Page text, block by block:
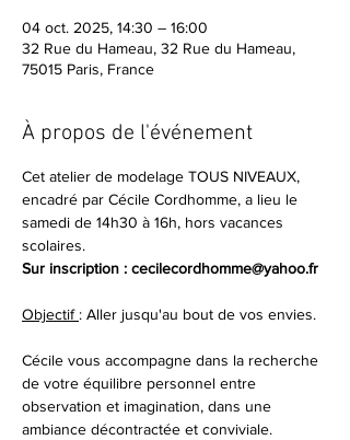
04 oct. 2025, 14:30 – 16:00
32 Rue du Hameau, 32 Rue du Hameau,
75015 Paris, France
À propos de l'événement
Cet atelier de modelage TOUS NIVEAUX,
encadré par Cécile Cordhomme, a lieu le
samedi de 14h30 à 16h, hors vacances
scolaires.
Sur inscription : cecilecordhomme@yahoo.fr
Objectif : Aller jusqu'au bout de vos envies.
Cécile vous accompagne dans la recherche
de votre équilibre personnel entre
observation et imagination, dans une
ambiance décontractée et conviviale.